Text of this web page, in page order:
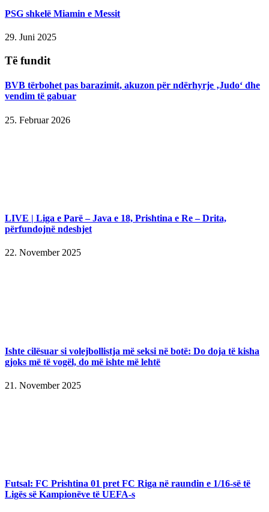
PSG shkelë Miamin e Messit
29. Juni 2025
Të fundit
BVB tërbohet pas barazimit, akuzon për ndërhyrje ‚Judo‘ dhe
vendim të gabuar
25. Februar 2026
LIVE | Liga e Parë – Java e 18, Prishtina e Re – Drita,
përfundojnë ndeshjet
22. November 2025
Ishte cilësuar si volejbollistja më seksi në botë: Do doja të kisha
gjoks më të vogël, do më ishte më lehtë
21. November 2025
Futsal: FC Prishtina 01 pret FC Riga në raundin e 1/16-së të
Ligës së Kampionëve të UEFA-s